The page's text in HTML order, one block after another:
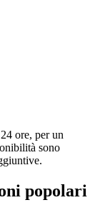
ore, per un
sono
popolari